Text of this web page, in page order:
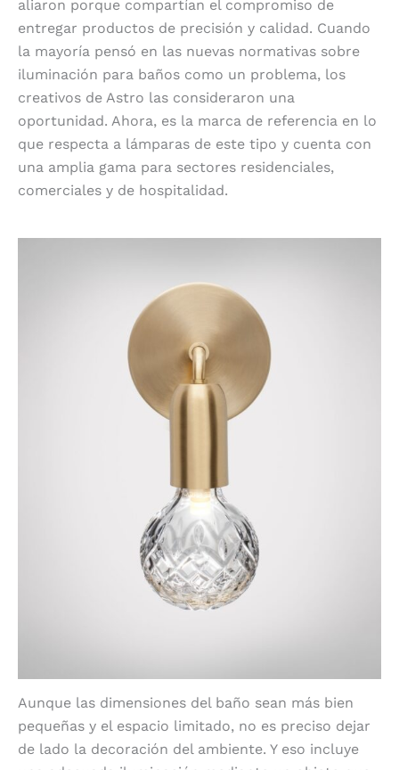
aliaron porque compartían el compromiso de
entregar productos de precisión y calidad. Cuando
la mayoría pensó en las nuevas normativas sobre
iluminación para baños como un problema, los
creativos de Astro las consideraron una
oportunidad. Ahora, es la marca de referencia en lo
que respecta a lámparas de este tipo y cuenta con
una amplia gama para sectores residenciales,
comerciales y de hospitalidad.
Aunque las dimensiones del baño sean más bien
pequeñas y el espacio limitado, no es preciso dejar
de lado la decoración del ambiente. Y eso incluye